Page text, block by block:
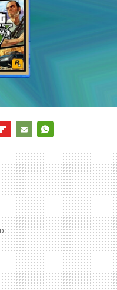
MAIL